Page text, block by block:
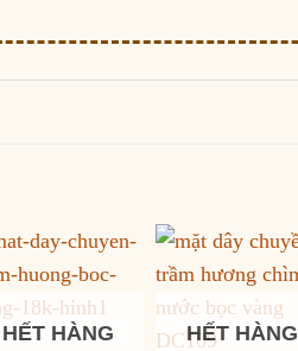
HẾT HÀNG HẾT HÀNG